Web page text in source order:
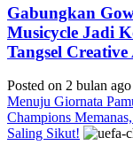
Gabungkan
Musicycle Jadi
Tangsel
Posted on 2 bulan ago
Menuju Giornata
Champions
Saling Sikut!